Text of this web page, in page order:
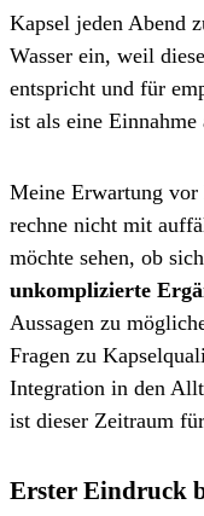
Kapsel jeden Abend
Wasser ein, weil
entspricht und für
ist als eine
Meine Erwartung vor
rechne nicht mit
möchte sehen, ob
unkomplizierte
Aussagen zu
Fragen zu
Integration in den
ist dieser Zeitraum
Erster Eindruck